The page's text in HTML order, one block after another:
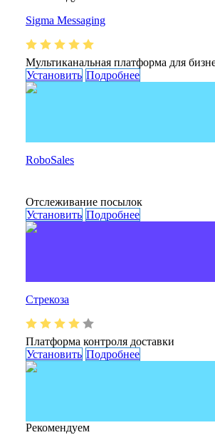
Sigma Messaging
Мультиканальная платформа для
Установить Подробнее
RoboSales
Отслеживание посылок
Установить Подробнее
Стрекоза
Платформа контроля доставки
Установить Подробнее
Рекомендуем